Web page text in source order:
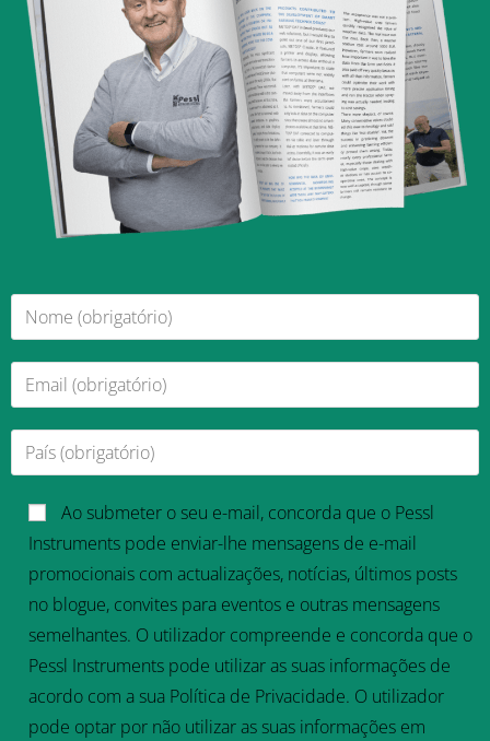
Ao submeter o seu e-mail, concorda que o Pessl
Instruments pode enviar-lhe mensagens de e-mail
promocionais com actualizações, notícias, últimos posts
no blogue, convites para eventos e outras mensagens
semelhantes. O utilizador compreende e concorda que o
Pessl Instruments pode utilizar as suas informações de
acordo com a sua Política de Privacidade. O utilizador
pode optar por não utilizar as suas informações em